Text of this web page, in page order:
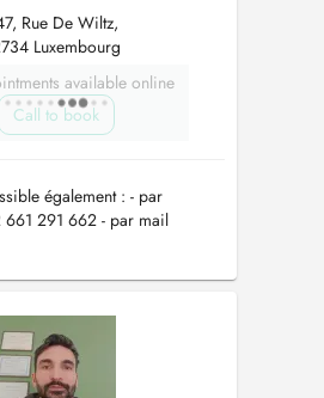
Rue De Wiltz,
Luxembourg
available online
Call to book
également : - par
291 662 - par mail
D'ADRESSE AU
de la consultation : 95 euros -
du 1er Juin 2026 2018-